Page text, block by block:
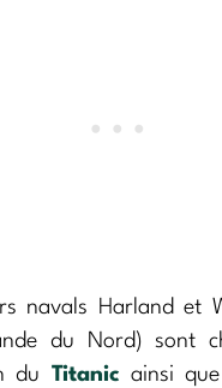
navals Harland et
du Nord) sont
du Titanic ainsi